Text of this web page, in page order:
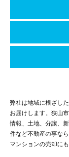
まとめ
いかがでしたでし
今回は家の売却相
・固定資産税納税
・収入印紙
※不動産会社やロ
売買契約の締結か
引渡しにおける最
不動産査定につい
4-1.無料査定が
本記事でご紹介し
弊社は地域に根ざし
お届けします。狭山
情報、土地、分譲、
件など不動産の事な
マンションの売却に